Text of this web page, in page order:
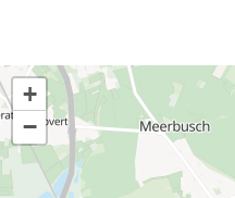
+
−